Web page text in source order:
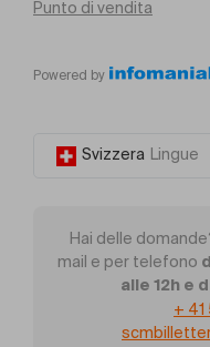
Punto di vendita
Powered by
Svizzera Lingue
Hai delle
mail e per telefono
alle 12h e
+